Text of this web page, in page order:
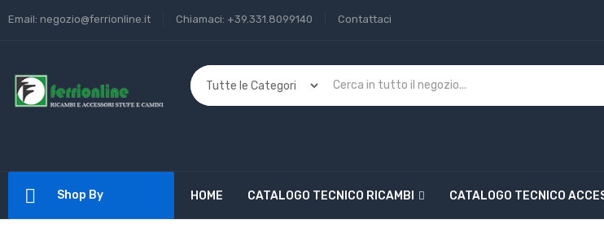
Email: negozio@ferrionline.it Chiamaci: +39.331.8099140 Contattaci
Shop By HOME CATALOGO TECNICO RICAMBI CATALOGO TECNICO